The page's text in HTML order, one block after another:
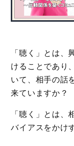
「聴く」とは、
けることであり
いて、相手の話
来ていますか？
「聴く」とは、
バイアスをか